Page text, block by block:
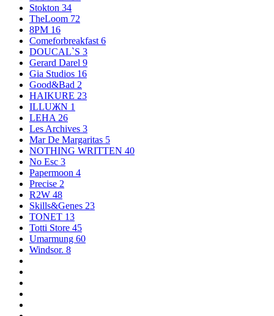
Stokton 34
TheLoom 72
8PM 16
Comeforbreakfast 6
DOUCAL`S 3
Gerard Darel 9
Gia Studios 16
Good&Bad 2
HAIKURE 23
ILLUЖN 1
LEHA 26
Les Archives 3
Mar De Margaritas 5
NOTHING WRITTEN 40
No Esc 3
Papermoon 4
Precise 2
R2W 48
Skills&Genes 23
TONET 13
Totti Store 45
Umarmung 60
Windsor. 8